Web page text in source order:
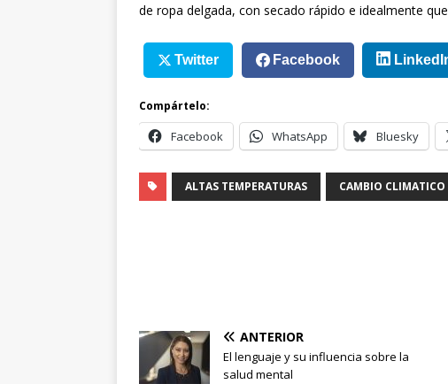
de ropa delgada, con secado rápido e idealmente
Twitter Facebook
Compártelo:
Facebook WhatsApp Bluesky
ALTAS TEMPERATURAS CAMBIO CLIMATICO
ANTERIOR
El lenguaje y su influencia sobre la
salud mental